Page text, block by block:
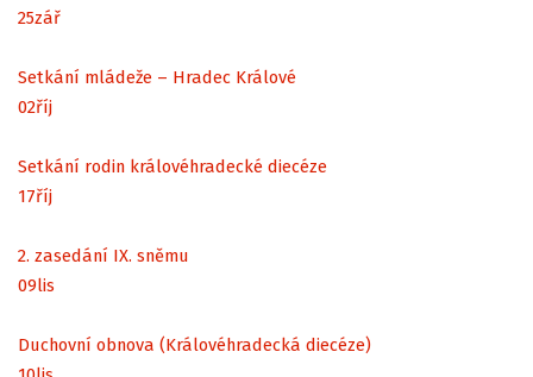
25zář
Setkání mládeže – Hradec Králové
02říj
Setkání rodin královéhradecké diecéze
17říj
2. zasedání IX. sněmu
09lis
Duchovní obnova (Královéhradecká diecéze)